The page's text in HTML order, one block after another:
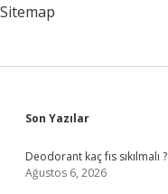
Sitemap
Sidebar
Son Yazılar
Deodorant kaç fıs sıkılmalı ?
Ağustos 6, 2026